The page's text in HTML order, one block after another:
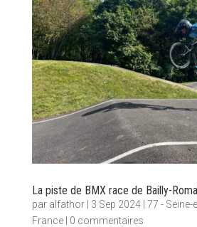
La piste de BMX race de Bailly-
par alfathor| 3 Sep 2024| 77 - Seine-
France| 0 commentaires